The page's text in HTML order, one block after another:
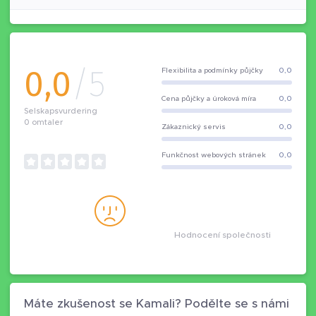
0,0/5
Selskapsvurdering
0 omtaler
Flexibilita a podmínky půjčky 0,0
Cena půjčky a úroková míra 0,0
Zákaznický servis 0,0
Funkčnost webových stránek 0,0
Hodnocení společnosti
Máte zkušenost se Kamali? Podělte se s námi